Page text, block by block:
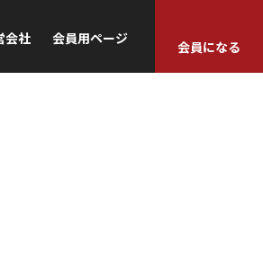
会社 会員用ページ
会員になる